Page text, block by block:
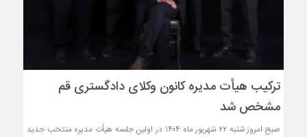
ترکیب هیأت مدیره کانون وکلای دادگستری قم
مشخص شد
صبح امروز شنبه ۲۲ شهریور ماه ۱۴۰۴ در اولین جلسه هیأت مدیره منتخب جدید